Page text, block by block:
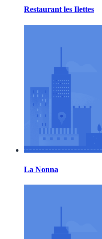
Restaurant les Ilettes
La Nonna